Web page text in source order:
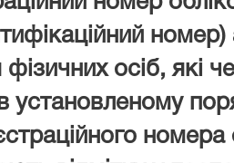
осіб, які
установленому
номера